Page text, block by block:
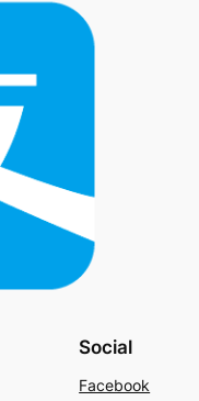
Social
Facebook